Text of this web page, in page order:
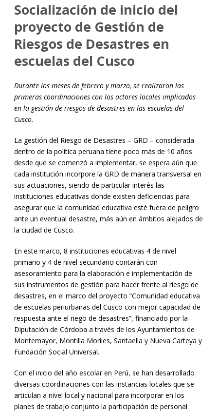
Socialización de inicio del
proyecto de Gestión de
Riesgos de Desastres en
escuelas del Cusco
Durante los meses de febrero y marzo, se realizaron las
primeras coordinaciones con los actores locales implicados
en la gestión de riesgos de desastres en las escuelas del
Cusco.
La gestión del Riesgo de Desastres – GRD – considerada
dentro de la política peruana tiene poco más de 10 años
desde que se comenzó a implementar, se espera aún que
cada institución incorpore la GRD de manera transversal en
sus actuaciones, siendo de particular interés las
instituciones educativas donde existen deficiencias para
asegurar que la comunidad educativa esté fuera de peligro
ante un eventual desastre, más aún en ámbitos alejados de
la ciudad de Cusco.
En este marco, 8 instituciones educativas 4 de nivel
primario y 4 de nivel secundario contarán con
asesoramiento para la elaboración e implementación de
sus instrumentos de gestión para hacer frente al riesgo de
desastres, en el marco del proyecto “Comunidad educativa
de escuelas periurbanas del Cusco con mejor capacidad de
respuesta ante el riego de desastres”, financiado por la
Diputación de Córdoba a través de los Ayuntamientos de
Montemayor, Montilla Moriles, Santaella y Nueva Carteya y
Fundación Social Universal.
Con el inicio del año escolar en Perú, se han desarrollado
diversas coordinaciones con las instancias locales que se
articulan a nivel local y nacional para incorporar en los
planes de trabajo conjunto la participación de personal